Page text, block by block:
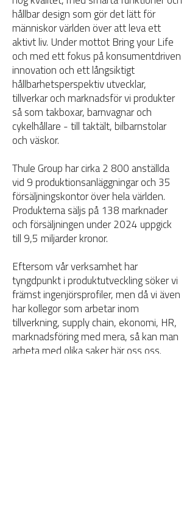
hållbar design som gör det lätt för
människor världen över att leva ett
aktivt liv. Under mottot Bring your Life
och med ett fokus på konsumentdriven
innovation och ett långsiktigt
hållbarhetsperspektiv utvecklar,
tillverkar och marknadsför vi produkter
så som takboxar, barnvagnar och
cykelhållare - till taktält, bilbarnstolar
och väskor.
Thule Group har cirka 2 800 anställda
vid 9 produktionsanläggningar och 35
försäljningskontor över hela världen.
Produkterna säljs på 138 marknader
och försäljningen under 2024 uppgick
till 9,5 miljarder kronor.
Eftersom vår verksamhet har
tyngdpunkt i produktutveckling söker vi
främst ingenjörsprofiler, men då vi även
har kollegor som arbetar inom
tillverkning, supply chain, ekonomi, HR,
marknadsföring med mera, så kan man
arbeta med olika saker här oss oss.